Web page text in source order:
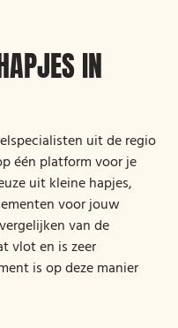
IN
uit de regio
één platform voor je
uit kleine hapjes,
voor jouw
van de
vlot en is zeer
is op deze manier